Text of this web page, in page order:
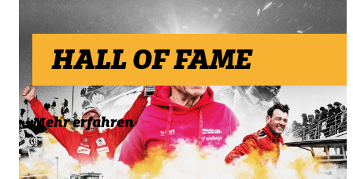
HALL OF FAME
Mehr erfahren